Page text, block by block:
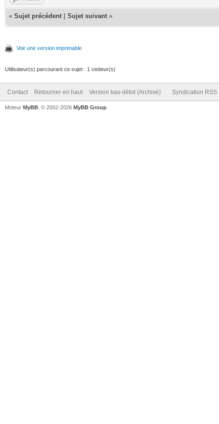
« Sujet précédent Sujet suivant »
Voir une version imprimable
Utilisateur(s) parcourant ce sujet : 1 visiteur(s)
Contact Retourner en haut Version bas-débit (Archivé) Syndication RSS
Moteur MyBB , © 2002-2026 MyBB Group